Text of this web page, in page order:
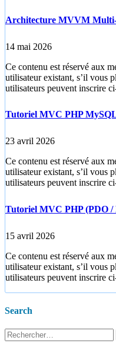
Architecture MVVM
14 mai 2026
Ce contenu est réservé aux
utilisateur existant, s’il vous
utilisateurs peuvent inscrire
Tutoriel MVC PHP
23 avril 2026
Ce contenu est réservé aux
utilisateur existant, s’il vous
utilisateurs peuvent inscrire
Tutoriel MVC PHP (PDO /
15 avril 2026
Ce contenu est réservé aux
utilisateur existant, s’il vous
utilisateurs peuvent inscrire
Search
Rechercher :